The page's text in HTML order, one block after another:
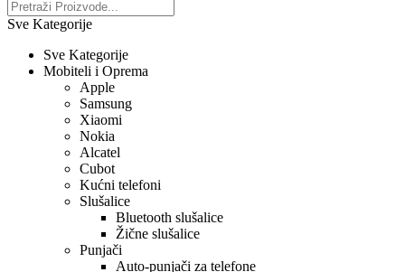
Sve Kategorije
Sve Kategorije
Mobiteli i Oprema
Apple
Samsung
Xiaomi
Nokia
Alcatel
Cubot
Kućni telefoni
Slušalice
Bluetooth slušalice
Žične slušalice
Punjači
Auto-punjači za telefone